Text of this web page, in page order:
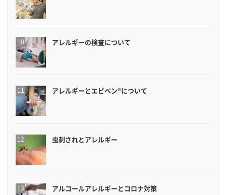
アレルギーの検査について
アレルギーとエピペン®について
虫刺されとアレルギー
アルコールアレルギーとコロナ対策